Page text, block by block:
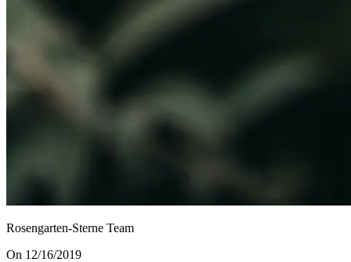
Rosengarten-Sterne Team
On 12/16/2019